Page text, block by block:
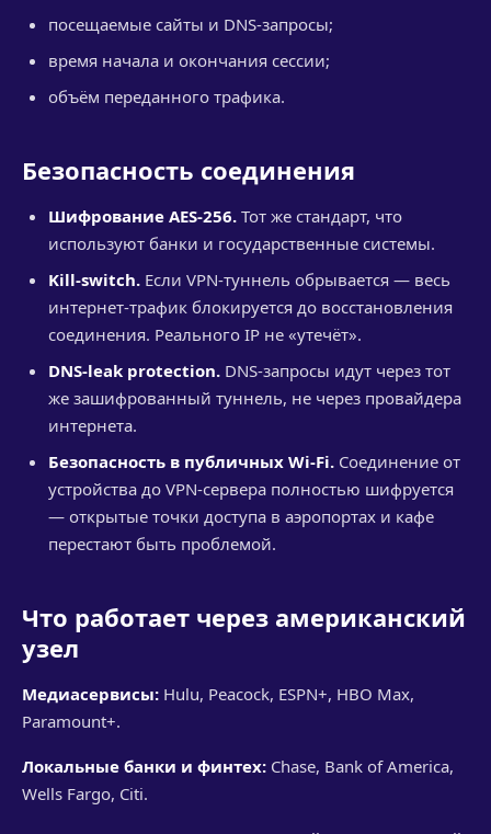
посещаемые сайты и DNS-запросы;
время начала и окончания сессии;
объём переданного трафика.
Безопасность соединения
Шифрование AES-256. Тот же стандарт, что
используют банки и государственные системы.
Kill-switch. Если VPN-туннель обрывается — весь
интернет-трафик блокируется до восстановления
соединения. Реального IP не «утечёт».
DNS-leak protection. DNS-запросы идут через тот
же зашифрованный туннель, не через провайдера
интернета.
Безопасность в публичных Wi-Fi. Соединение от
устройства до VPN-сервера полностью шифруется
— открытые точки доступа в аэропортах и кафе
перестают быть проблемой.
Что работает через американский
узел
Медиасервисы: Hulu, Peacock, ESPN+, HBO Max,
Paramount+.
Локальные банки и финтех: Chase, Bank of America,
Wells Fargo, Citi.